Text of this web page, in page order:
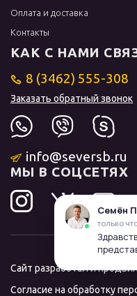
Оплата и доставка
Контакты
КАК С НАМИ
8 (3462) 555-308
Заказать обратный звонок
info@seversb.ru
МЫ В СОЦСЕТЯХ
Сайт разработал и
Согласие на обработку